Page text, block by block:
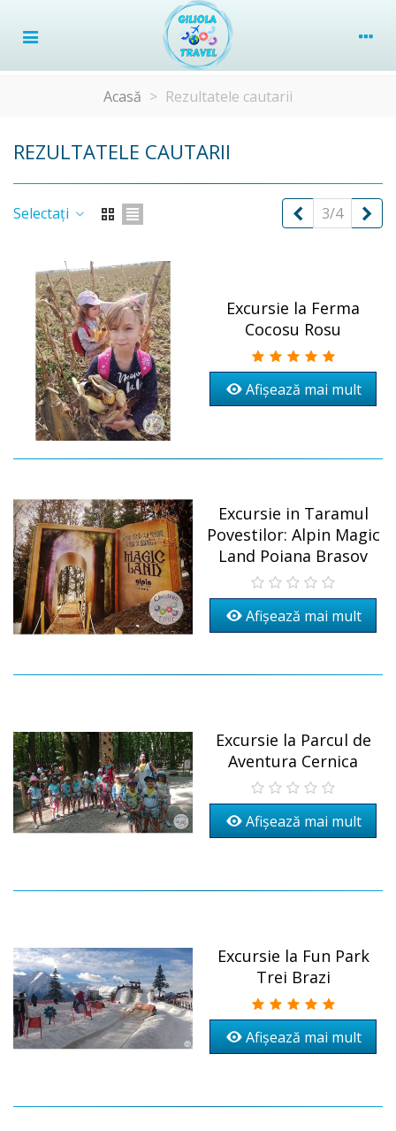
Acasă > Rezultatele cautarii
REZULTATELE CAUTARII
Selectați Precedent
3/4
Excursie la Ferma
Cocosu Rosu
Afișează mai mult
Excursie in Taramul
Povestilor: Alpin Magic
Land Poiana Brasov
Afișează mai mult
Excursie la Parcul de
Aventura Cernica
Afișează mai mult
Excursie la Fun Park
Trei Brazi
Afișează mai mult